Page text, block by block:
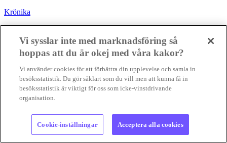
Krönika
Vi sysslar inte med marknadsföring så
hoppas att du är okej med våra kakor?
Vi använder cookies för att förbättra din upplevelse och samla in
besöksstatistik. Du gör såklart som du vill men att kunna få in
besöksstatistik är viktigt för oss som icke-vinstdrivande
organisation.
Cookie-inställningar Acceptera alla cookies